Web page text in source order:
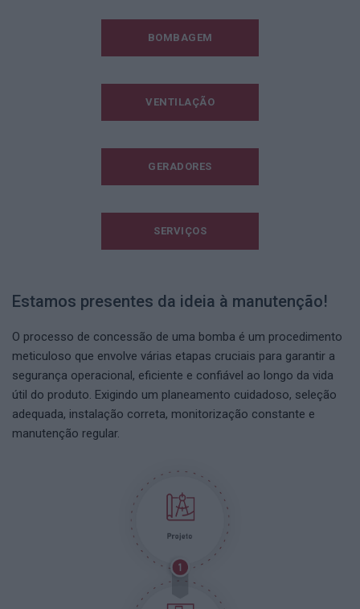
BOMBAGEM
VENTILAÇÃO
GERADORES
SERVIÇOS
Estamos presentes da ideia à manutenção!
O processo de concessão de uma bomba é um procedimento
meticuloso que envolve várias etapas cruciais para garantir a
segurança operacional, eficiente e confiável ao longo da vida
útil do produto. Exigindo um planeamento cuidadoso, seleção
adequada, instalação correta, monitorização constante e
manutenção regular.